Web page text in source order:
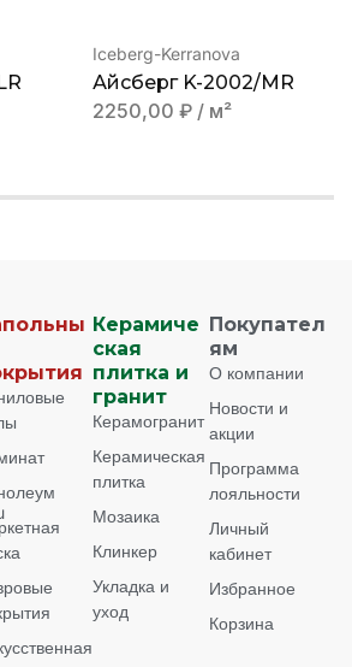
Iceberg-Kerranova
Айсберг K-2002/MR
2250,00 ₽ / м²
Керамиче
ская
плитка и
гранит
Керамогранит
Керамическая
плитка
Мозаика
Клинкер
Укладка и
уход
Покупател
ям
О компании
Новости и
акции
Программа
лояльности
Личный
кабинет
Избранное
Корзина